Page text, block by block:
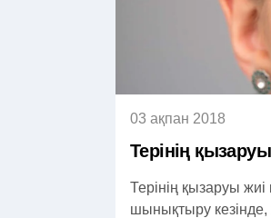
03 ақпан 2018
Терінің
Терінің қызаруы
шынықтыру